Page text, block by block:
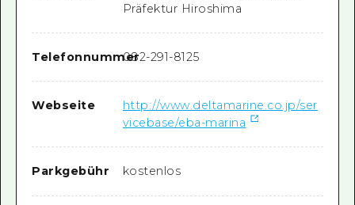
Präfektur Hiroshima
Telefonnummer082-291-8125
Webseite
http://www.deltamarine.co.jp/ser
vicebase/eba-marina
Parkgebühr kostenlos